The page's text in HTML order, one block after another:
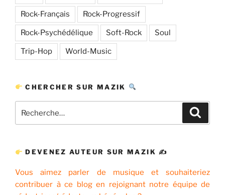
Rock-Français Rock-Progressif
Rock-Psychédélique Soft-Rock Soul
Trip-Hop World-Music
CHERCHER SUR MAZIK
pour
DEVENEZ AUTEUR SUR MAZIK ✍
Vous aimez parler de musique et souhaiteriez
contribuer à ce blog en rejoignant notre équipe de